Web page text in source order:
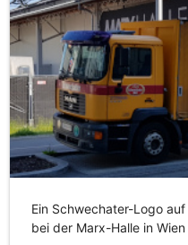
Ein Schwechater-Logo
bei der Marx-Halle in